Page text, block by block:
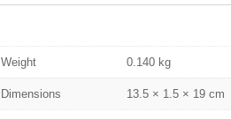
Weight 0.140 kg
Dimensions 13.5 × 1.5 × 19 cm